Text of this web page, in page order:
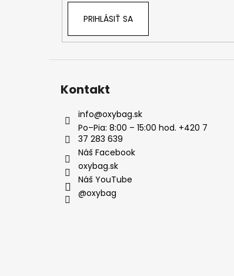
PRIHLÁSIŤ SA
Kontakt
info@oxybag.sk
Po–Pia: 8:00 – 15:00 hod. +420 7
37 283 639
Náš Facebook
oxybag.sk
Náš YouTube
@oxybag